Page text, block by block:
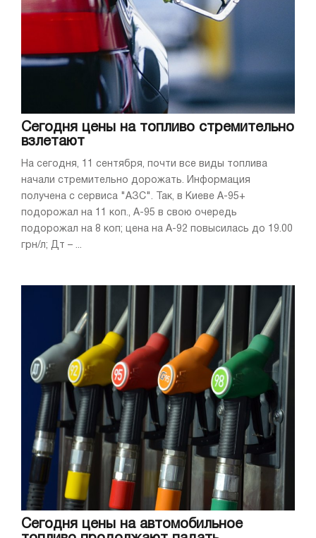
Сегодня цены на топливо стремительно
взлетают
На сегодня, 11 сентября, почти все виды топлива
начали стремительно дорожать. Информация
получена с сервиса "АЗС". Так, в Киеве А-95+
подорожал на 11 коп., А-95 в свою очередь
подорожал на 8 коп; цена на А-92 повысилась до 19.00
грн/л; Дт – ...
Сегодня цены на автомобильное